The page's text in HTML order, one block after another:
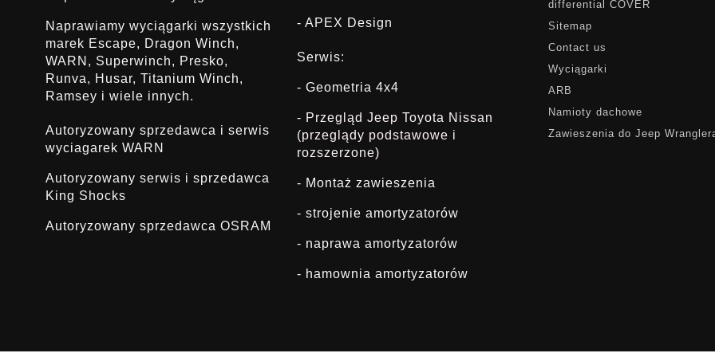
Naprawiamy wyciągarki wszystkich
marek Escape, Dragon Winch,
WARN, Superwinch, Presko,
Runva, Husar, Titanium Winch,
Ramsey i wiele innych.
Autoryzowany sprzedawca i serwis
wyciagarek WARN
Autoryzowany serwis i sprzedawca
King Shocks
Autoryzowany sprzedawca OSRAM
- APEX Design
Serwis:
- Geometria 4x4
- Przegląd Jeep Toyota Nissan
(przeglądy podstawowe i
rozszerzone)
- Montaż zawieszenia
- strojenie amortyzatorów
- naprawa amortyzatorów
- hamownia amortyzatorów
differential COVER
Sitemap
Contact us
Wyciągarki
ARB
Namioty dachowe
Zawieszenia do Jeep